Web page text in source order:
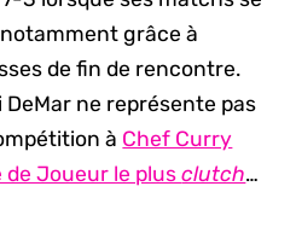
grâce à
de fin de rencontre.
DeMar ne représente pas
à Chef Curry
de Joueur le plusclutch…